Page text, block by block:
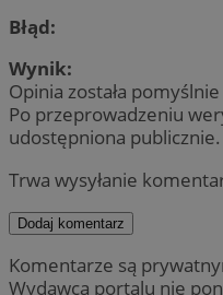
Błąd:
Wynik:
Opinia została
Po przeprowadzeniu
udostępniona publicznie.
Trwa wysyłanie
Dodaj komentarz
Komentarze są
Wydawca portalu nie